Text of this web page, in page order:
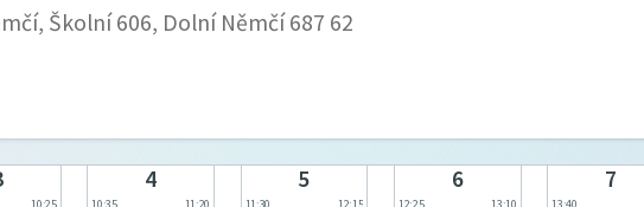
Školní 606, Dolní Němčí 687 62
10:25
4
10:35 11:20
5
11:30 12:15
6
12:25 13:10
7
13:40